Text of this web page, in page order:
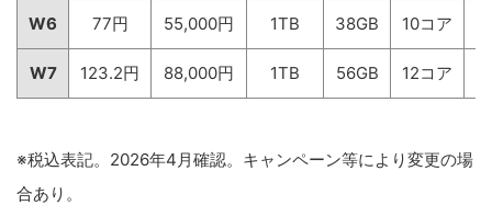
W6 77円 55,000円 1TB 38GB 10コア
W7 123.2円 88,000円 1TB 56GB 12コア
※税込表記。2026年4月確認。キャンペーン等により変更の場
合あり。